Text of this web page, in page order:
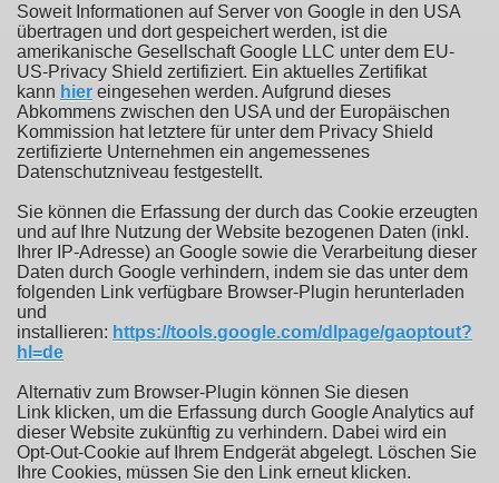
Soweit Informationen auf Server von Google in den USA
übertragen und dort gespeichert werden, ist die
amerikanische Gesellschaft Google LLC unter dem EU-
US-Privacy Shield zertifiziert. Ein aktuelles Zertifikat
kann hier eingesehen werden. Aufgrund dieses
Abkommens zwischen den USA und der Europäischen
Kommission hat letztere für unter dem Privacy Shield
zertifizierte Unternehmen ein angemessenes
Datenschutzniveau festgestellt.
Sie können die Erfassung der durch das Cookie erzeugten
und auf Ihre Nutzung der Website bezogenen Daten (inkl.
Ihrer IP-Adresse) an Google sowie die Verarbeitung dieser
Daten durch Google verhindern, indem sie das unter dem
folgenden Link verfügbare Browser-Plugin herunterladen
und
installieren: https://tools.google.com/dlpage/gaoptout?
hl=de
Alternativ zum Browser-Plugin können Sie diesen
Link klicken, um die Erfassung durch Google Analytics auf
dieser Website zukünftig zu verhindern. Dabei wird ein
Opt-Out-Cookie auf Ihrem Endgerät abgelegt. Löschen Sie
Ihre Cookies, müssen Sie den Link erneut klicken.